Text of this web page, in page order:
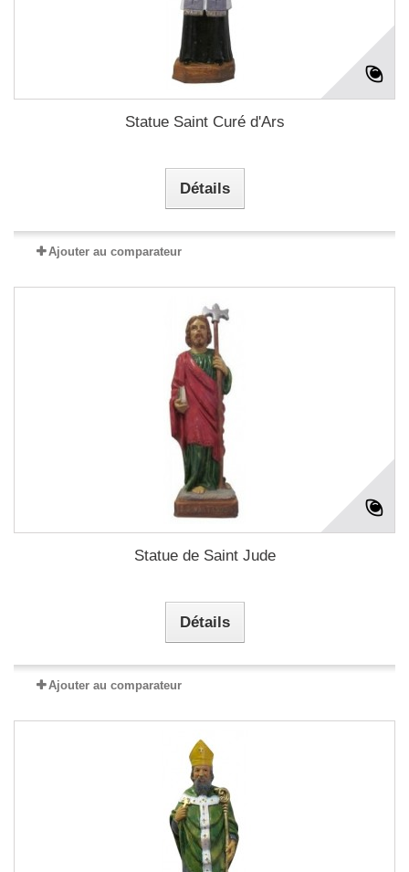
Statue Saint Curé d'Ars
Détails
Ajouter au comparateur
Statue de Saint Jude
Détails
Ajouter au comparateur